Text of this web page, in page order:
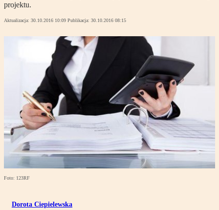
projektu.
Aktualizacja: 30.10.2016 10:09 Publikacja: 30.10.2016 08:15
Foto: 123RF
Dorota Ciepielewska